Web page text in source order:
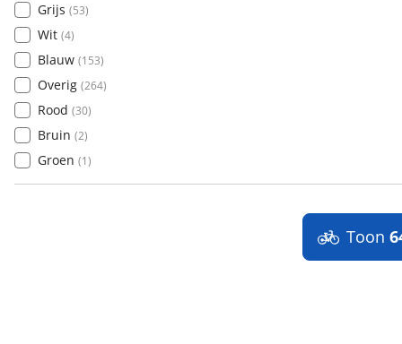
Grijs (53)
Wit (4)
Blauw (153)
Overig (264)
Rood (30)
Bruin (2)
Groen (1)
Toon